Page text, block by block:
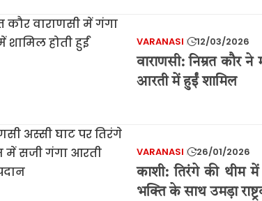
VARANASI 12/03/2026
वाराणसी: निम्रत कौर
आरती में हुईं शामिल
VARANASI 26/01/2026
काशी: तिरंगे की थीम
भक्ति के साथ उमड़ा